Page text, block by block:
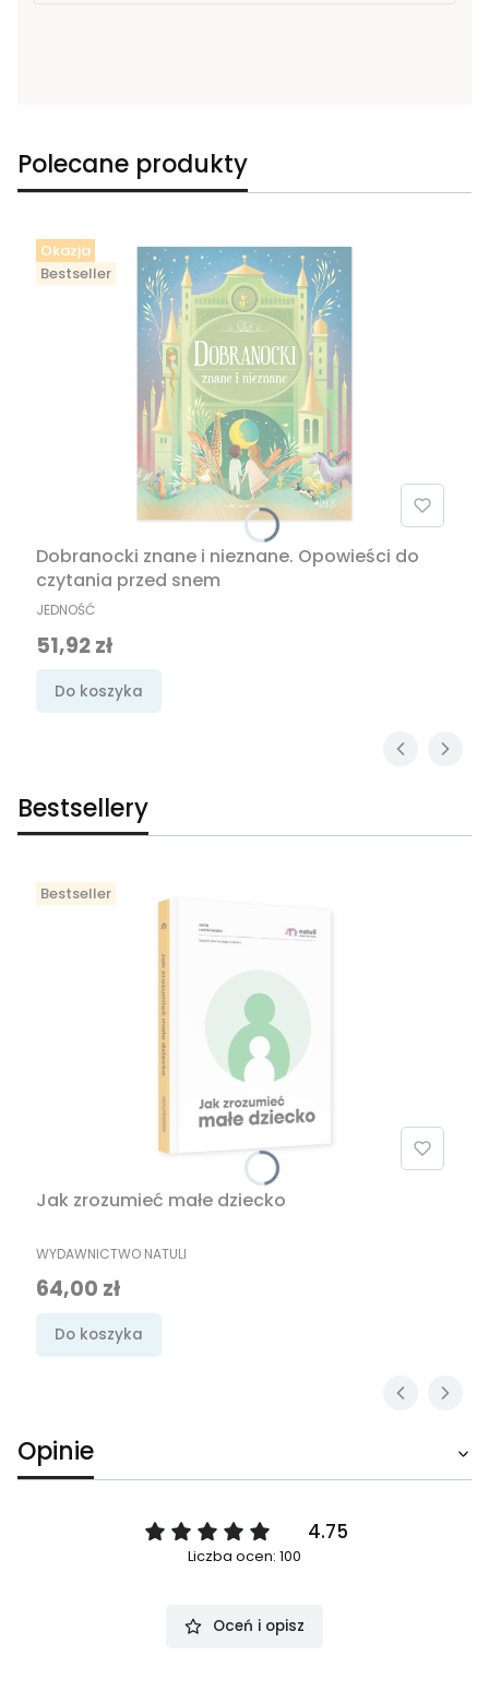
Polecane produkty
Okazja
Bestseller
Dobranocki znane i nieznane. Opowieści do
czytania przed snem
PRODUCENT
JEDNOŚĆ
Cena promocyjna
51,92 zł
Do koszyka
Bestsellery
Bestseller
Jak zrozumieć małe dziecko
PRODUCENT
WYDAWNICTWO NATULI
Cena
64,00 zł
Do koszyka
Opinie
4.75
Liczba ocen: 100
Oceń i opisz